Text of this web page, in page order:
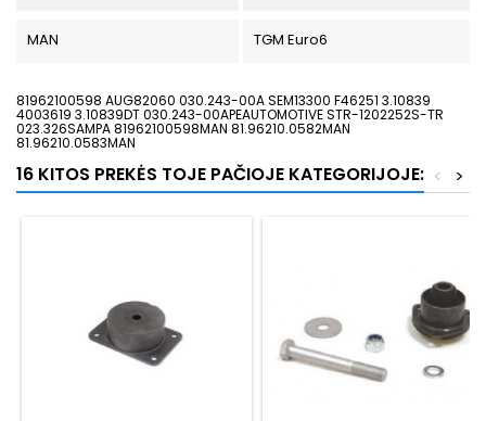
MAN TGM Euro6
81962100598 AUG82060 030.243-00A SEM13300 F46251 3.10839
4003619 3.10839DT 030.243-00APEAUTOMOTIVE STR-1202252S-TR
023.326SAMPA 81962100598MAN 81.96210.0582MAN
81.96210.0583MAN
16 KITOS PREKĖS TOJE PAČIOJE KATEGORIJOJE: >
<